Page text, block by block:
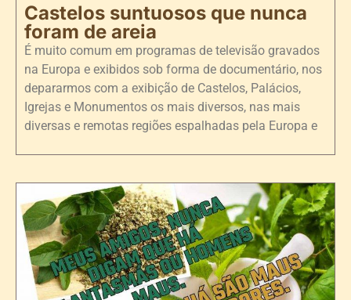
Castelos suntuosos que nunca
foram de areia
É muito comum em programas de televisão gravados
na Europa e exibidos sob forma de documentário, nos
depararmos com a exibição de Castelos, Palácios,
Igrejas e Monumentos os mais diversos, nas mais
diversas e remotas regiões espalhadas pela Europa e